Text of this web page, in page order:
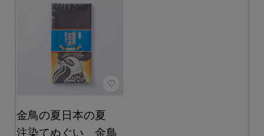
金鳥の夏日本の夏
注染てぬぐい 金鳥